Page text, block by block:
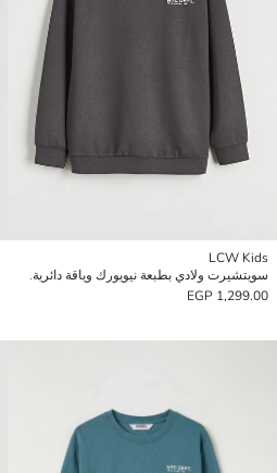
LCW Kids
سويتشيرت ولادي بطبعة نيويورك وياقة دائرية.
1,299.00 EGP